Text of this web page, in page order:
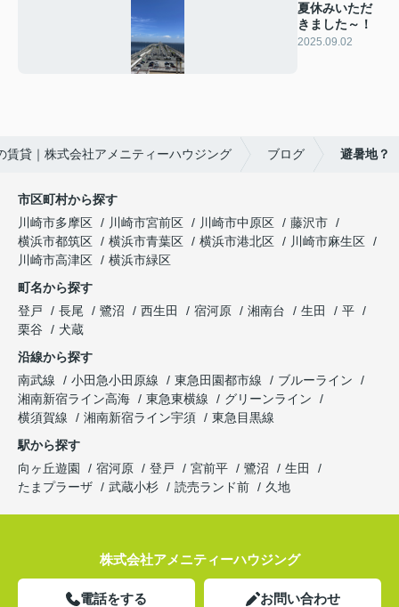
夏休みいただ
きました～！
2025.09.02
賃貸｜株式会社アメニティーハウジング ブログ 避暑地？
市区町村から探す
川崎市多摩区
川崎市宮前区 川崎市中原区
藤沢市
横浜市都筑区
横浜市青葉区 横浜市港北区
川崎市麻生区
川崎市高津区
横浜市緑区
町名から探す
登戸
長尾 鷺沼 西生田 宿河原 湘南台 生田
平
栗谷
犬蔵
沿線から探す
南武線
小田急小田原線 東急田園都市線
ブルーライン
湘南新宿ライン高海
東急東横線
グリーンライン
横須賀線
湘南新宿ライン宇須
東急目黒線
駅から探す
向ヶ丘遊園
宿河原 登戸 宮前平 鷺沼
生田
たまプラーザ
武蔵小杉 読売ランド前 久地
株式会社アメニティーハウジング
電話をする お問い合わせ